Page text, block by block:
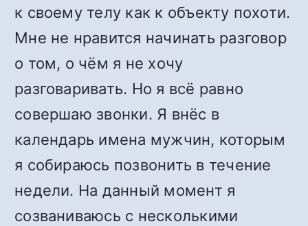
к своему телу как к объекту похоти.
Мне не нравится начинать разговор
о том, о чём я не хочу
разговаривать. Но я всё равно
совершаю звонки. Я внёс в
календарь имена мужчин, которым
я собираюсь позвонить в течение
недели. На данный момент я
созваниваюсь с несколькими